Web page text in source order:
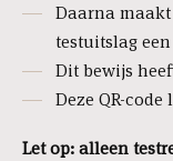
Daarna
testuitslag
Dit bewijs
Deze QR-
Let op: alleen